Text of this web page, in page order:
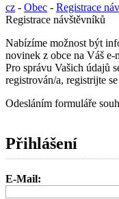
cz - Obec - Registrace
Registrace návštěvníků
Nabízíme možnost být
novinek z obce na Váš
Pro správu Vašich údajů
registrován/a, registrijte
Odesláním formuláře
Přihlášení
E-Mail: